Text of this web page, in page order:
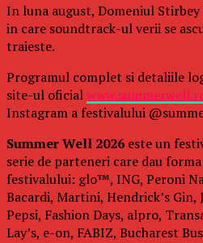
In luna august, Domeniul
in care soundtrack-ul verii se
traieste.
Programul complet si detaliile
site-ul oficial
Instagram a festivalului
Summer Well 2026 este un
serie de parteneri care dau
festivalului: glo™, ING, Peroni
Bacardi, Martini, Hendrick’s Gin,
Pepsi, Fashion Days, alpro,
Lay’s, e-on, FABIZ, Bucharest